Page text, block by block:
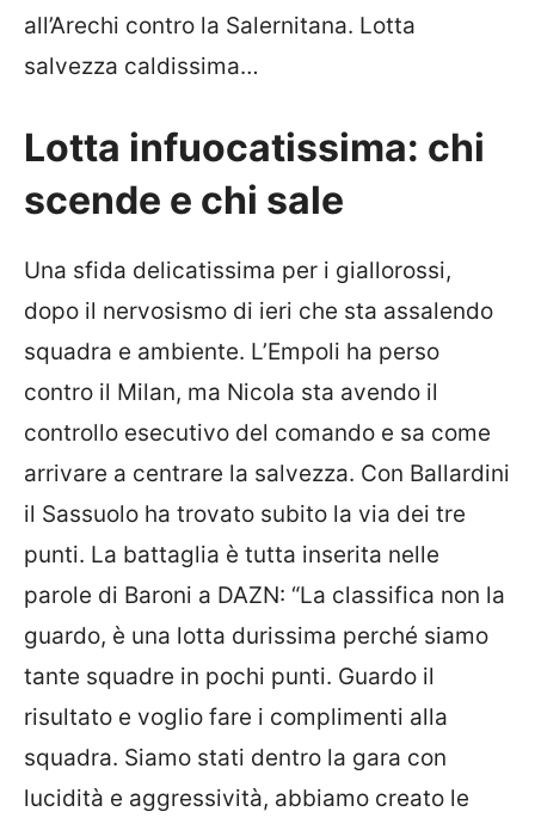
all’Arechi contro la Salernitana. Lotta
salvezza caldissima…
Lotta infuocatissima: chi
scende e chi sale
Una sfida delicatissima per i giallorossi,
dopo il nervosismo di ieri che sta assalendo
squadra e ambiente. L’Empoli ha perso
contro il Milan, ma Nicola sta avendo il
controllo esecutivo del comando e sa come
arrivare a centrare la salvezza. Con Ballardini
il Sassuolo ha trovato subito la via dei tre
punti. La battaglia è tutta inserita nelle
parole di Baroni a DAZN: “La classifica non la
guardo, è una lotta durissima perché siamo
tante squadre in pochi punti. Guardo il
risultato e voglio fare i complimenti alla
squadra. Siamo stati dentro la gara con
lucidità e aggressività, abbiamo creato le